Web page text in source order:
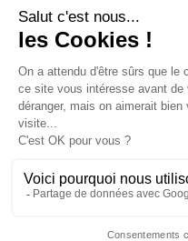
Mentions légales
© 2024 Au-delà des
Instagram
Facebook